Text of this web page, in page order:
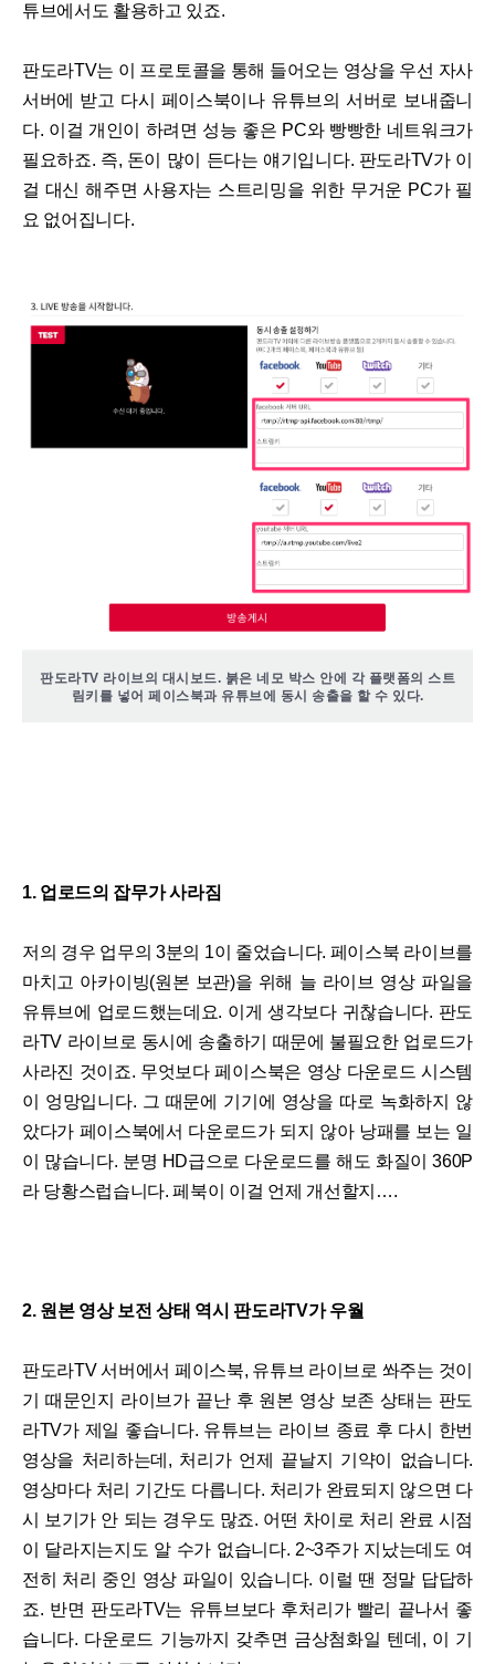
튜브에서도 활용하고 있죠.
판도라TV는 이 프로토콜을 통해 들어오는 영상을 우선 자사
서버에 받고 다시 페이스북이나 유튜브의 서버로 보내줍니
다. 이걸 개인이 하려면 성능 좋은 PC와 빵빵한 네트워크가
필요하죠. 즉, 돈이 많이 든다는 얘기입니다. 판도라TV가 이
걸 대신 해주면 사용자는 스트리밍을 위한 무거운 PC가 필
요 없어집니다.
판도라TV 라이브의 대시보드. 붉은 네모 박스 안에 각 플랫폼의 스트
림키를 넣어 페이스북과 유튜브에 동시 송출을 할 수 있다.
1. 업로드의 잡무가 사라짐
저의 경우 업무의 3분의 1이 줄었습니다. 페이스북 라이브를
마치고 아카이빙(원본 보관)을 위해 늘 라이브 영상 파일을
유튜브에 업로드했는데요. 이게 생각보다 귀찮습니다. 판도
라TV 라이브로 동시에 송출하기 때문에 불필요한 업로드가
사라진 것이죠. 무엇보다 페이스북은 영상 다운로드 시스템
이 엉망입니다. 그 때문에 기기에 영상을 따로 녹화하지 않
았다가 페이스북에서 다운로드가 되지 않아 낭패를 보는 일
이 많습니다. 분명 HD급으로 다운로드를 해도 화질이 360P
라 당황스럽습니다. 페북이 이걸 언제 개선할지….
2. 원본 영상 보전 상태 역시 판도라TV가 우월
판도라TV 서버에서 페이스북, 유튜브 라이브로 쏴주는 것이
기 때문인지 라이브가 끝난 후 원본 영상 보존 상태는 판도
라TV가 제일 좋습니다. 유튜브는 라이브 종료 후 다시 한번
영상을 처리하는데, 처리가 언제 끝날지 기약이 없습니다.
영상마다 처리 기간도 다릅니다. 처리가 완료되지 않으면 다
시 보기가 안 되는 경우도 많죠. 어떤 차이로 처리 완료 시점
이 달라지는지도 알 수가 없습니다. 2~3주가 지났는데도 여
전히 처리 중인 영상 파일이 있습니다. 이럴 땐 정말 답답하
죠. 반면 판도라TV는 유튜브보다 후처리가 빨리 끝나서 좋
습니다. 다운로드 기능까지 갖추면 금상첨화일 텐데, 이 기